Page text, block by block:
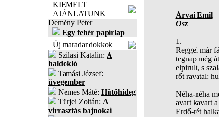
KIEMELT
AJÁNLATUNK
Demény Péter
Egy fehér papírlap
Új maradandokkok
Szilasi Katalin: A
haldokló
Tamási József:
üvegember
Nemes Máté: Hűtőhideg
Türjei Zoltán: A
virrasztás bajnokai
Árvai Emil
Õsz
1.
Reggel már
tegnap még
elpirult, s
rőt ravatal:
Néha-néha
avart kavart a
Erdő-rét